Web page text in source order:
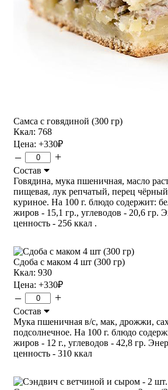
Самса с говядиной (300 гр)
Ккал: 768
Цена: +330₽
– +
Состав
Говядина, мука пшеничная, масло
пищевая, лук репчатый, перец
куриное. На 100 г. блюдо содержит:
жиров - 15,1 гр., углеводов - 20,6 гр.
ценность - 256 ккал .
Сдоба с маком 4 шт (300 гр)
Ккал: 930
Цена: +330₽
– +
Состав
Мука пшеничная в/с, мак, дрожжи,
подсолнечное. На 100 г. блюдо
жиров - 12 г., углеводов - 42,8 гр.
ценность - 310 ккал